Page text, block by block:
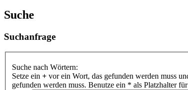
Suche
Suchanfrage
Suche nach Wörtern:
Setze ein + vor ein Wort, das gefunden werden muss
gefunden werden muss. Benutze ein * als Platzhalter